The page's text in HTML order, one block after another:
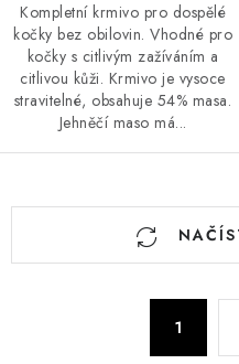
Kompletní krmivo pro dospělé
kočky bez obilovin. Vhodné pro
kočky s citlivým zažíváním a
citlivou kůži. Krmivo je vysoce
stravitelné, obsahuje 54% masa.
Jehněčí maso má...
O
1